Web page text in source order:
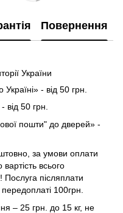
Повернення
України
- від 50 грн.
50 грн.
пошти" до дверей» -
за умови оплати
всього
Послуга післяплати
100грн.
– 25 грн. до 15 кг, не